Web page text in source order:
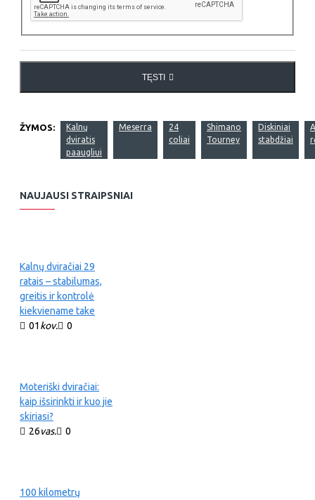
TĘSTI
ŽYMOS:
Kalnų
dviratis
paaugliui
Meserra
24
coliai
Shimano
Tourney
Diskiniai
stabdžiai
NAUJAUSI STRAIPSNIAI
Kalnų dviračiai 29
ratais – stabilumas,
greitis ir kontrolė
kiekviename take
01kov. 0
Moteriški dviračiai:
kaip išsirinkti ir kuo jie
skiriasi?
26vas. 0
100 kilometrų